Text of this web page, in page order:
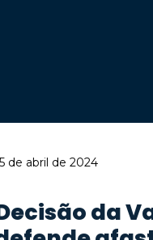
de abril de 2024
da